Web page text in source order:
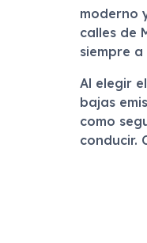
moderno
calles de
siempre
Al elegir
bajas
como
conducir.